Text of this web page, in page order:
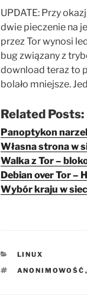
UPDATE: Przy
dwie pieczenie na
przez Tor wynosi
bug związany z
download teraz to
bolało mniejsze.
Related Posts:
Panoptykon
Własna strona w
Walka z Tor –
Debian over Tor –
Wybór kraju w
KATEGORIE
LINUX
TAGI
ANONIMOWOŚĆ ,